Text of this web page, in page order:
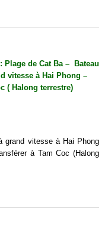
Plage de Cat Ba – Bateau
vitesse à Hai Phong –
( Halong terrestre)
grand vitesse à Hai Phong
à Tam Coc (Halong